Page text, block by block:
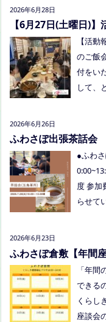
ご予約
2026年6月28日
【6月27日(土曜日)】
ご飯会を開催しまし
【活
のご飯
付をい
して、
多く、
2026年6月26日
ふわさぽ出張茶話会
●ふわ
度 参加
らせて
軽食を
込み
ッセー
2026年6月23日
ふわさぽ倉敷【年間
「年
できる
くらし
座談会